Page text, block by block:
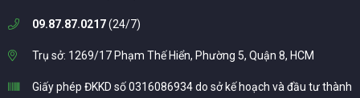
09.87.87.0217(24/7)
Trụ sở: 1269/17 Phạm Thế Hiển, Phường 5, Quận 8, HCM
Giấy phép ĐKKD số 0316086934 do sở kế hoạch và đầu tư thành